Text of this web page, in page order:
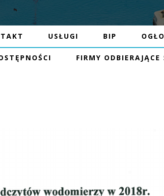
USŁUGI BIP
FIRMY ODBIERAJĄCE